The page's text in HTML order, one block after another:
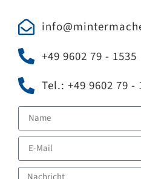
+49 9602 79 - 1535
Tel.: +49 9602 79 -